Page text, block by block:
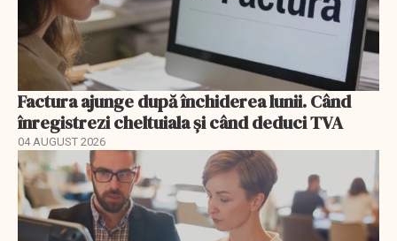
Factura ajunge după închiderea lunii. Când
înregistrezi cheltuiala și când deduci TVA
04 AUGUST 2026